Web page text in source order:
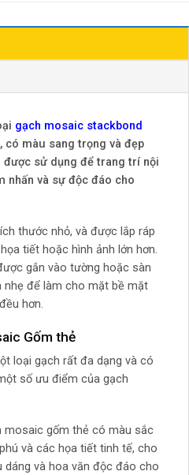
gạch mosaic stackbond
màu sang trọng và đẹp
được sử dụng để trang trí nội
nhấn và sự độc đáo cho
thước nhỏ, và được lắp ráp
tiết hoặc hình ảnh lớn hơn.
gắn vào tường hoặc sàn
nhẹ để làm cho mặt bề mặt
hơn.
Gốm thẻ
loại gạch rất đa dạng và có
số ưu điểm của gạch
mosaic gốm thẻ có màu sắc
và các họa tiết tinh tế, cho
dáng và hoa văn độc đáo cho